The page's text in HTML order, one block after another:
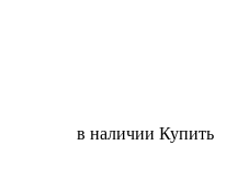
в наличии Купить